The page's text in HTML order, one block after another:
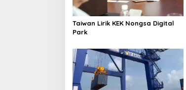
Taiwan Lirik KEK Nongsa Digital
Park